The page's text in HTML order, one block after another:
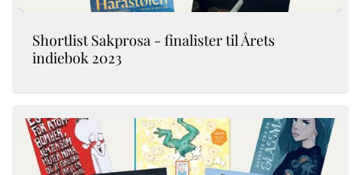
Shortlist Sakprosa - finalister til Årets
indiebok 2023